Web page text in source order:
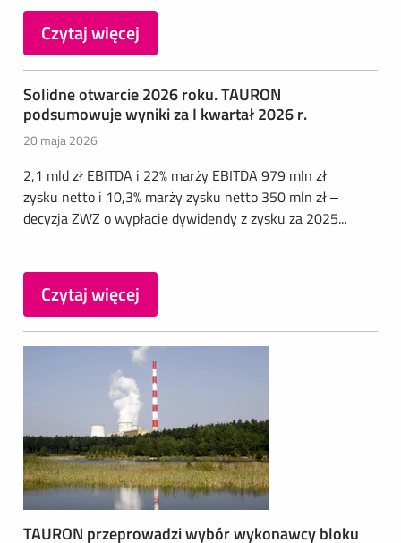
Czytaj więcej
Solidne otwarcie 2026 roku. TAURON
podsumowuje wyniki za I kwartał 2026 r.
20 maja 2026
2,1 mld zł EBITDA i 22% marży EBITDA 979 mln zł
zysku netto i 10,3% marży zysku netto 350 mln zł –
decyzja ZWZ o wypłacie dywidendy z zysku za 2025...
Czytaj więcej
TAURON przeprowadzi wybór wykonawcy bloku